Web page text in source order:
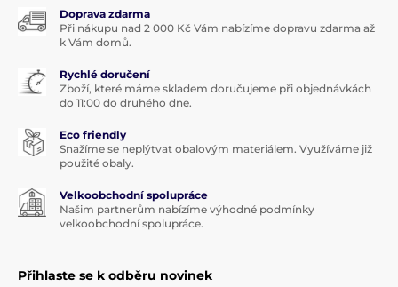
nádhernou přírodní vůní.
Účinná terapie
O jedinečných účincích abrazivní přírodní terapie,
která zbavuje pokožku odumřelých buněk, vědí ženy
už tisíce let. Spoléhaly se na ni v Babylónii, Indii,
individuální péči a povzbuďte pokožku novou kolekcí
Bio tělových peelingů do krásy.
Malé množství peelingu naneste na mokrou pokožku,
bio oleje pokožku zjemní a zvláční bez nutnosti další
Doprava zdarma
Při nákupu nad 2 000 Kč Vám nabízíme dopravu zdarma až
k Vám domů.
Rychlé doručení
Zboží, které máme skladem doručujeme při objednávkách
do 11:00 do druhého dne.
Eco friendly
Snažíme se neplýtvat obalovým materiálem. Využíváme již
použité obaly.
Velkoobchodní spolupráce
Našim partnerům nabízíme výhodné podmínky
velkoobchodní spolupráce.
Přihlaste se k odběru novinek